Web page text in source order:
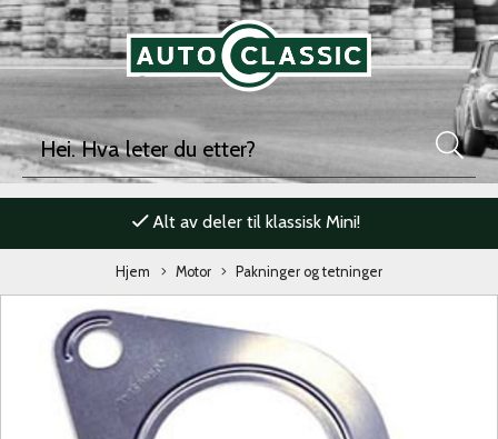
Alt av deler til klassisk Mini!
Hjem Motor Pakninger og tetninger